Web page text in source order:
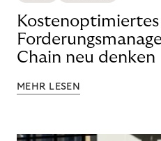
Kostenoptimiertes
Chain neu denken
MEHR LESEN